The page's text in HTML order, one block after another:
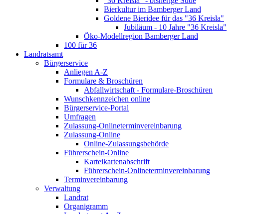
Bierkultur im Bamberger Land
Goldene Bieridee für das "36 Kreisla"
Jubiläum - 10 Jahre "36 Kreisla"
Öko-Modellregion Bamberger Land
100 für 36
Landratsamt
Bürgerservice
Anliegen A-Z
Formulare & Broschüren
Abfallwirtschaft - Formulare-Broschüren
Wunschkennzeichen online
Bürgerservice-Portal
Umfragen
Zulassung-Onlineterminvereinbarung
Zulassung-Online
Online-Zulassungsbehörde
Führerschein-Online
Karteikartenabschrift
Führerschein-Onlineterminvereinbarung
Terminvereinbarung
Verwaltung
Landrat
Organigramm